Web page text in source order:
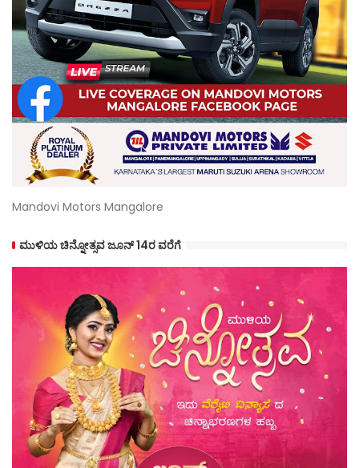
Mandovi Motors Mangalore
ಮುಳಿಯ ಚಿನ್ನೋತ್ಸವ ಜೂನ್ 14ರ ವರೆಗೆ